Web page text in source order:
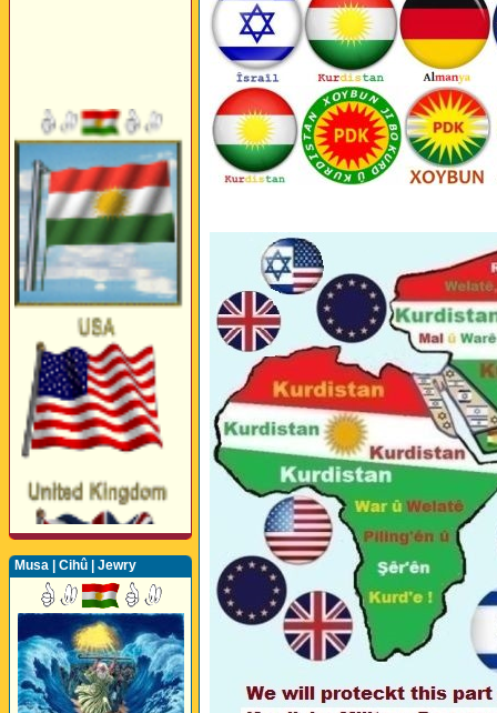
Perwerde ya Zimanê
Kurdî û Îngîlîzî
Musa | Cihû | Jewry